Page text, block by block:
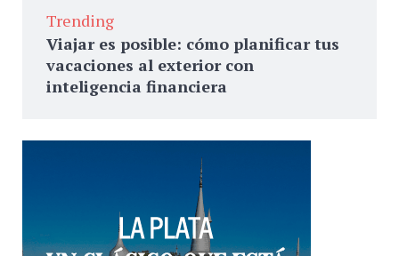
Trending
Viajar es posible: cómo planificar tus
vacaciones al exterior con
inteligencia financiera